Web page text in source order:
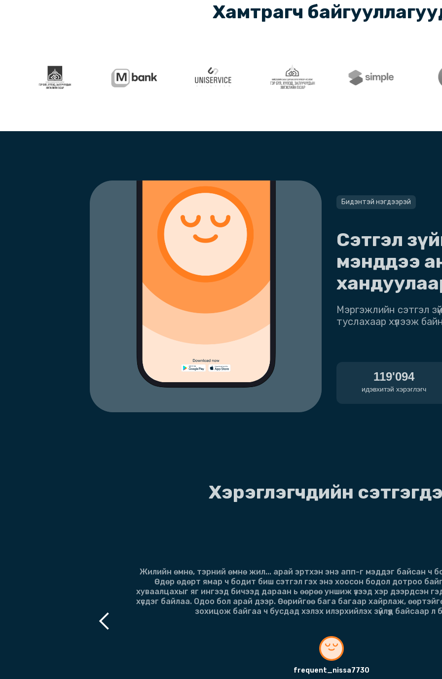
Хамтрагч
Бидэнтэй нэгдээрэй
Сэтгэл
мэнддээ
Мэргэжлийн сэтгэл
туслахаар хүлээж
119'094
идэвхитэй хэрэглэгч
Хэрэглэгчдийн
Жилийн өмнө, тэрний өмнө жил... арай эртхэн энэ апп-г мэддэг байсан ч
Өдөр өдөрт ямар ч бодит биш сэтгэл гэх энэ хоосон бодол дотроо
хуваалцахыг яг ингээд бичээд дараан ь өөрөө уншиж үзээд хэр дээрдсэн
хүсдэг байлаа. Одоо бол арай дээр. Өөрийгөө бага багаар хайрлаж,
зохицож байгаа ч бусдад хэлэх илэрхийлэх зүйлүүд байсаар л
frequent_nissa7730